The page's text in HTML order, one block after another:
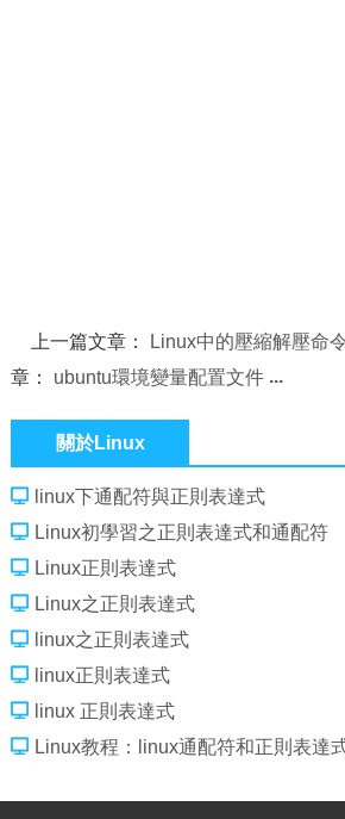
上一篇文章： Linux中的壓縮解壓命
章： ubuntu環境變量配置文件
關於Linux
linux下通配符與正則表達式
Linux初學習之正則表達式和通配符
Linux正則表達式
Linux之正則表達式
linux之正則表達式
linux正則表達式
linux 正則表達式
Linux教程：linux通配符和正則表達